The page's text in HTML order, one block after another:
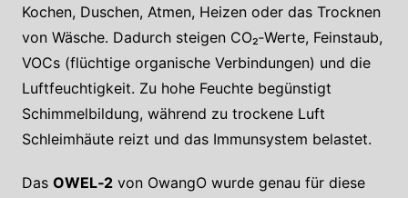
Kochen, Duschen, Atmen, Heizen oder das Trocknen
von Wäsche. Dadurch steigen CO₂‑Werte, Feinstaub,
VOCs (flüchtige organische Verbindungen) und die
Luftfeuchtigkeit. Zu hohe Feuchte begünstigt
Schimmelbildung, während zu trockene Luft
Schleimhäute reizt und das Immunsystem belastet.
Das OWEL‑2von OwangO wurde genau für diese